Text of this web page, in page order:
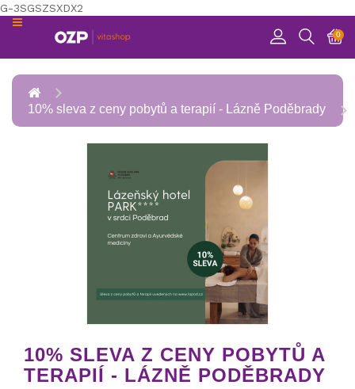
G-3SGSZSXDX2
0
KATEGORIE
RELAXACE
POHYB
10% sleva z ceny pobytů a terapií - Lázně Poděbrady
10% SLEVA Z CENY POBYTŮ A
TERAPIÍ - LÁZNĚ PODĚBRADY